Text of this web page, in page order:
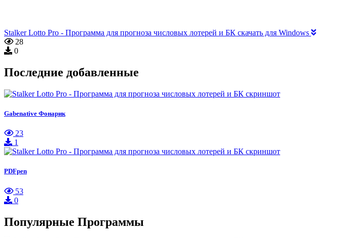
Stalker Lotto Pro - Программа для прогноза числовых лотерей и БК скачать для Windows
28
0
Последние добавленные
Gabenative Фонарик
23
1
PDFpen
53
0
Популярные Программы